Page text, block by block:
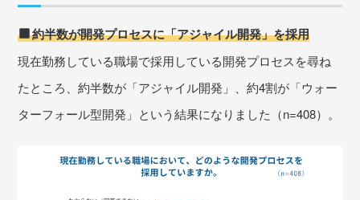
約半数が開発プロセスに「アジャイル開発」を採用
現在勤務している職場で採用している開発プロセスを尋ね
たところ、約半数が「アジャイル開発」、約4割が「ウォー
ターフォール型開発」という結果になりました（n=408）。